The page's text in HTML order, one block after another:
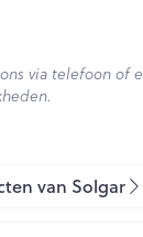
via telefoon of
van Solgar